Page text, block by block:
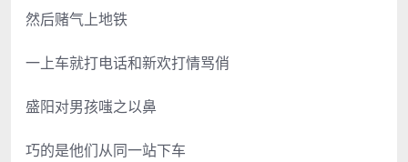
然后赌气上地铁
一上车就打电话和新欢打情骂俏
盛阳对男孩嗤之以鼻
巧的是他们从同一站下车